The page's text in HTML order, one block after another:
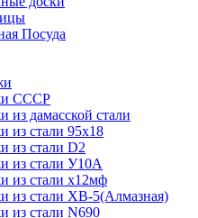
Посуда
СССР
из дамасской стали
из стали 95х18
из стали D2
из стали У10А
из стали х12мф
из стали ХВ-5(Алмазная)
из стали N690